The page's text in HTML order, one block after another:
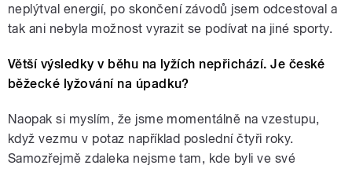
neplýtval energií, po skončení závodů jsem odcestoval a
tak ani nebyla možnost vyrazit se podívat na jiné sporty.
Větší výsledky v běhu na lyžích nepřichází. Je české
běžecké lyžování na úpadku?
Naopak si myslím, že jsme momentálně na vzestupu,
když vezmu v potaz například poslední čtyři roky.
Samozřejmě zdaleka nejsme tam, kde byli ve své